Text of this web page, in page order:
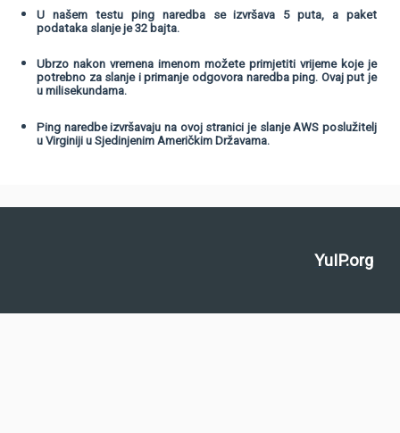
U našem testu ping naredba se izvršava 5 puta, a paket
podataka slanje je 32 bajta.
Ubrzo nakon vremena imenom možete primjetiti vrijeme koje je
potrebno za slanje i primanje odgovora naredba ping. Ovaj put je
u milisekundama.
Ping naredbe izvršavaju na ovoj stranici je slanje AWS poslužitelj
u Virginiji u Sjedinjenim Američkim Državama.
YuIP.org